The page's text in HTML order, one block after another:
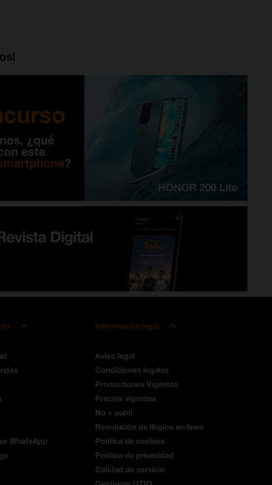
WhatsApp
Información legal
Aviso legal
Condiciones legales
Promociones Vigentes
Precios vigentes
No + publi
Resolución de litigios en línea
Política de cookies
Política de privacidad
Calidad de servicio